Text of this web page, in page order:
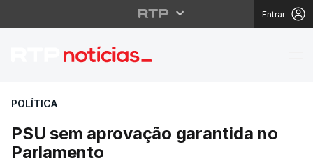
Entrar
PSU sem aprovação
POLÍTICA
PSU sem aprovação garantida no
Parlamento